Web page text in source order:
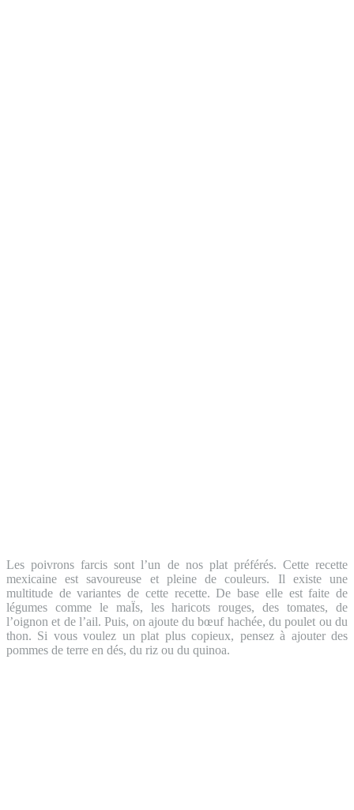
Les poivrons farcis sont l’un de nos plat préférés. Cette recette
mexicaine est savoureuse et pleine de couleurs. Il existe une
multitude de variantes de cette recette. De base elle est faite de
légumes comme le maÏs, les haricots rouges, des tomates, de
l’oignon et de l’ail. Puis, on ajoute du bœuf hachée, du poulet ou du
thon. Si vous voulez un plat plus copieux, pensez à ajouter des
pommes de terre en dés, du riz ou du quinoa.